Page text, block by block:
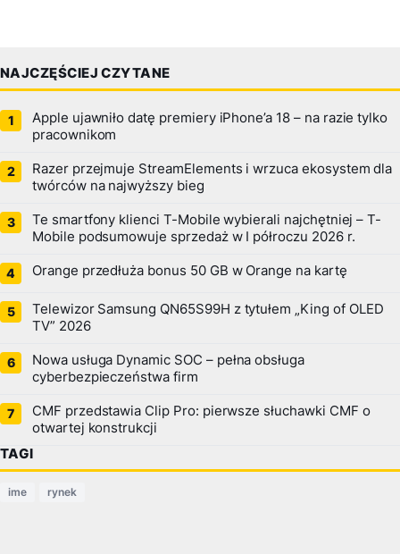
NAJCZĘŚCIEJ CZYTANE
Apple ujawniło datę premiery iPhone’a 18 – na razie tylko
pracownikom
Razer przejmuje StreamElements i wrzuca ekosystem dla
twórców na najwyższy bieg
Te smartfony klienci T-Mobile wybierali najchętniej – T-
Mobile podsumowuje sprzedaż w I półroczu 2026 r.
Orange przedłuża bonus 50 GB w Orange na kartę
Telewizor Samsung QN65S99H z tytułem „King of OLED
TV” 2026
Nowa usługa Dynamic SOC – pełna obsługa
cyberbezpieczeństwa firm
CMF przedstawia Clip Pro: pierwsze słuchawki CMF o
otwartej konstrukcji
TAGI
ime rynek